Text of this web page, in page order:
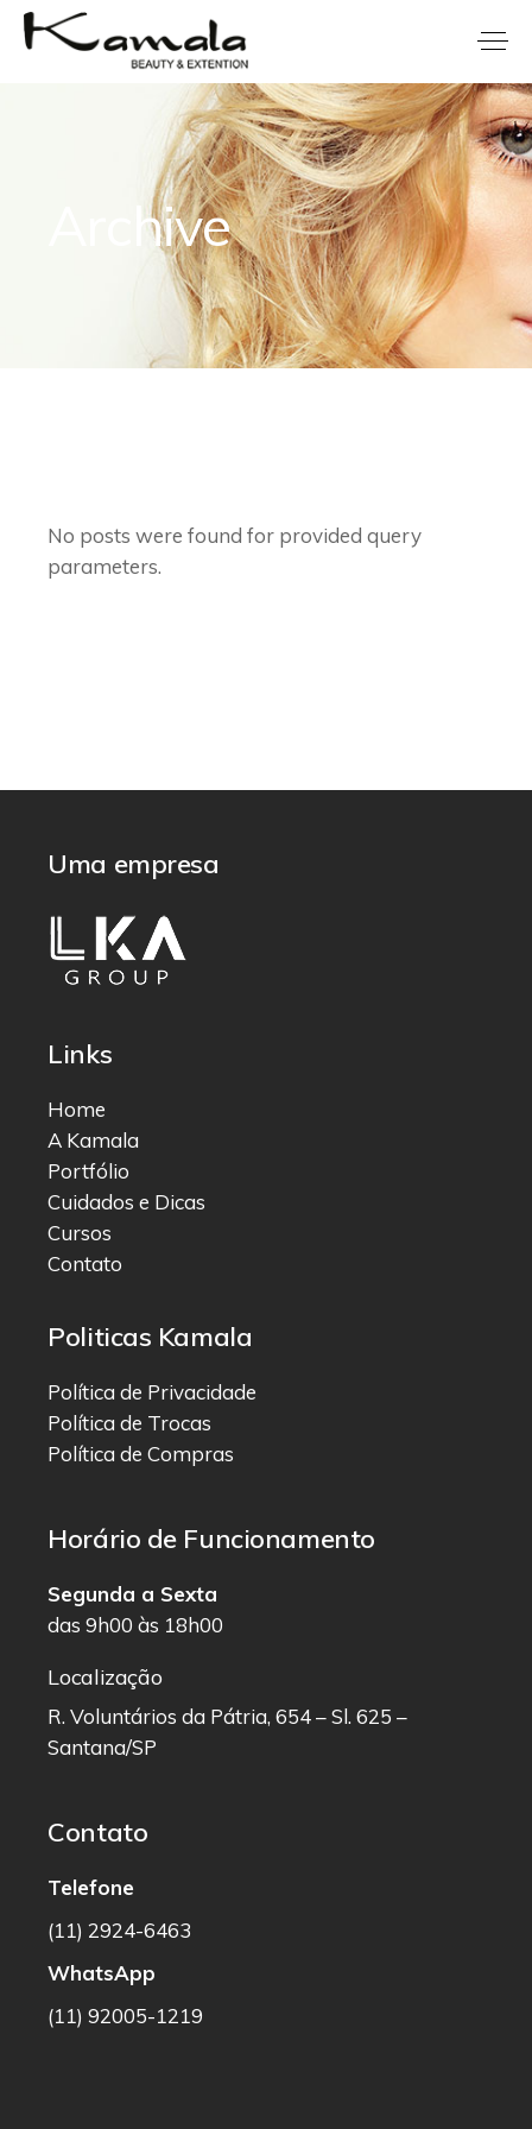
Archive
No posts were found for provided query
parameters.
Uma empresa
Links
Home
A Kamala
Portfólio
Cuidados e Dicas
Cursos
Contato
Politicas Kamala
Política de Privacidade
Política de Trocas
Política de Compras
Horário de Funcionamento
Segunda a Sexta
das 9h00 às 18h00
Localização
R. Voluntários da Pátria, 654 – Sl. 625 –
Santana/SP
Contato
Telefone
(11) 2924-6463
WhatsApp
(11) 92005-1219